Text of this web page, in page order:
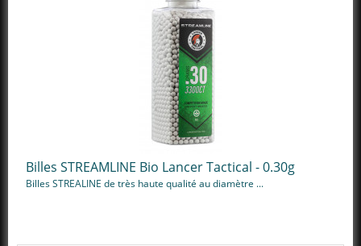
Billes STREAMLINE Bio Lancer Tactical - 0.30g
Billes STREALINE de très haute qualité au diamètre ...